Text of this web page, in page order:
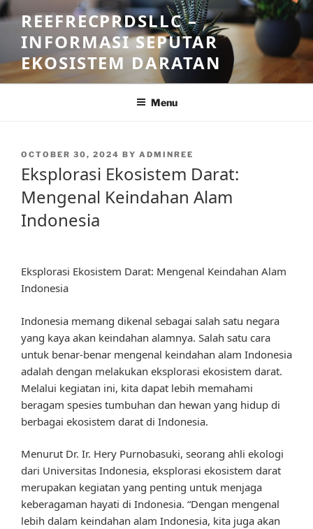
Skip
to
content
REEFRECPRDSLLC –
INFORMASI SEPUTAR
EKOSISTEM DARATAN
Menu
POSTED
ON
OCTOBER 30, 2024 BY ADMINREE
Eksplorasi Ekosistem Darat:
Mengenal Keindahan Alam
Indonesia
Eksplorasi Ekosistem Darat: Mengenal Keindahan Alam
Indonesia
Indonesia memang dikenal sebagai salah satu negara
yang kaya akan keindahan alamnya. Salah satu cara
untuk benar-benar mengenal keindahan alam Indonesia
adalah dengan melakukan eksplorasi ekosistem darat.
Melalui kegiatan ini, kita dapat lebih memahami
beragam spesies tumbuhan dan hewan yang hidup di
berbagai ekosistem darat di Indonesia.
Menurut Dr. Ir. Hery Purnobasuki, seorang ahli ekologi
dari Universitas Indonesia, eksplorasi ekosistem darat
merupakan kegiatan yang penting untuk menjaga
keberagaman hayati di Indonesia. “Dengan mengenal
lebih dalam keindahan alam Indonesia, kita juga akan